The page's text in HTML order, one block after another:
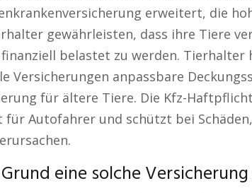
erweitert, die
gewährleisten, dass ihre Tiere
belastet zu werden. Tierhalter
Versicherungen anpassbare
für ältere Tiere. Die Kfz-
für Autofahrer und schützt bei
eine solche